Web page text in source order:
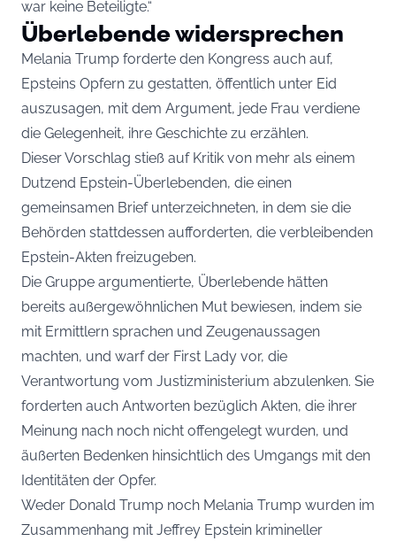
war keine Beteiligte.“
Überlebende widersprechen
Melania Trump forderte den Kongress auch auf,
Epsteins Opfern zu gestatten, öffentlich unter Eid
auszusagen, mit dem Argument, jede Frau verdiene
die Gelegenheit, ihre Geschichte zu erzählen.
Dieser Vorschlag stieß auf Kritik von mehr als einem
Dutzend Epstein-Überlebenden, die einen
gemeinsamen Brief unterzeichneten, in dem sie die
Behörden stattdessen aufforderten, die verbleibenden
Epstein-Akten freizugeben.
Die Gruppe argumentierte, Überlebende hätten
bereits außergewöhnlichen Mut bewiesen, indem sie
mit Ermittlern sprachen und Zeugenaussagen
machten, und warf der First Lady vor, die
Verantwortung vom Justizministerium abzulenken. Sie
forderten auch Antworten bezüglich Akten, die ihrer
Meinung nach noch nicht offengelegt wurden, und
äußerten Bedenken hinsichtlich des Umgangs mit den
Identitäten der Opfer.
Weder Donald Trump noch Melania Trump wurden im
Zusammenhang mit Jeffrey Epstein krimineller